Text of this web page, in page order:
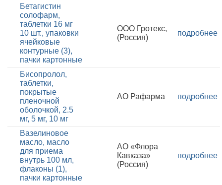
Бетагистин
солофарм,
таблетки 16 мг
10 шт., упаковки
ячейковые
контурные (3),
пачки картонные
ООО Гротекс,
(Россия)
подробнее
Бисопролол,
таблетки,
покрытые
пленочной
оболочкой, 2.5
мг, 5 мг, 10 мг
АО Рафарма подробнее
Вазелиновое
масло, масло
для приема
внутрь 100 мл,
флаконы (1),
пачки картонные
АО «Флора
Кавказа»
(Россия)
подробнее